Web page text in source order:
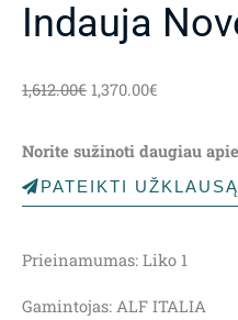
Indauja
1,612.00€ price
1,612.00€.
1,370.00€
1,370.00€.
Norite sužinoti daugiau
PATEIKTI UŽKLAUSĄ
Prieinamumas: Liko 1
Gamintojas: ALF ITALIA